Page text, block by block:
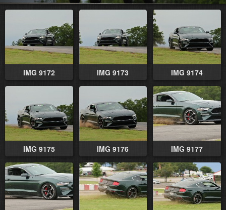
IMG 9172 IMG 9173 IMG 9174
IMG 9175 IMG 9176 IMG 9177